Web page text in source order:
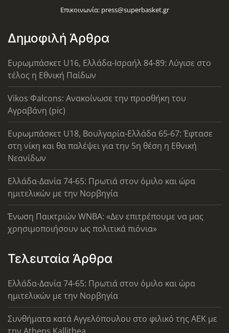
Επικοινωνία: press@superbasket.gr
Δημοφιλή Άρθρα
Ευρωμπάσκετ U16, Ελλάδα-Ισραήλ 84-89: Λύγισε στο
τέλος η Εθνική Παίδων
Vikos Φalcons: Ανακοίνωσε την προσθήκη του
Αγραβάνη (pic)
Ευρωμπάσκετ U18, Βουλγαρία-Ελλάδα 65-67: Έφτασε
στη νίκη και θα παλέψει για την 5η θέση η Εθνική
Νεανίδων
Ελλάδα-Δανία 74-65: Πρωτιά στον όμιλο και ώρα
ημιτελικών με την Νορβηγία
Ένωση Παικτριών WNBA: «Δεν επιτρέπουμε να μας
χρησιμοποιήσουν ως πολιτικά πιόνια»
Τελευταία Άρθρα
Ελλάδα-Δανία 74-65: Πρωτιά στον όμιλο και ώρα
ημιτελικών με την Νορβηγία
Συνθήματα κατά Αγγελόπουλου στο φιλικό της ΑΕΚ με